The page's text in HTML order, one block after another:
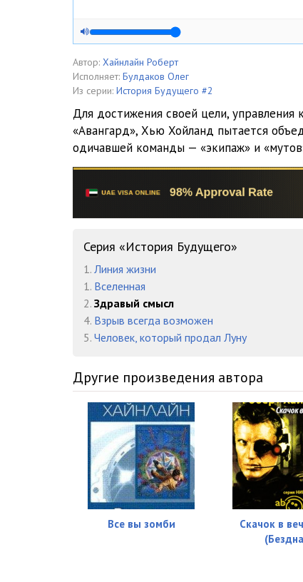
Автор: Хайнлайн Роберт
Исполняет: Булдаков Олег
Из серии: История Будущего #2
Для достижения своей цели, управления
«Авангард», Хью Хойланд пытается
одичавшей команды — «экипаж» и
Серия «История Будущего»
1. Линия жизни
1. Вселенная
2. Здравый смысл
4. Взрыв всегда возможен
5. Человек, который продал Луну
Другие произведения автора
Все вы зомби
Скачок в